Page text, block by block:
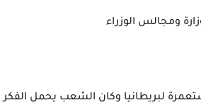
ومجالس الوزراء
لبريطانيا وكان الشعب يحمل